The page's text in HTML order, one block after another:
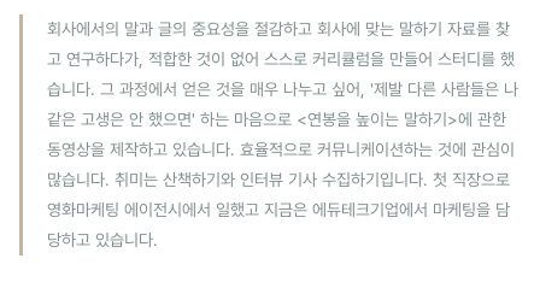
회사에서의 말과 글의 중요성을 절감하고 회사에 맞는 말하기 자료를 찾
고 연구하다가, 적합한 것이 없어 스스로 커리큘럼을 만들어 스터디를 했
습니다. 그 과정에서 얻은 것을 매우 나누고 싶어, '제발 다른 사람들은 나
같은 고생은 안 했으면' 하는 마음으로 <연봉을 높이는 말하기>에 관한
동영상을 제작하고 있습니다. 효율적으로 커뮤니케이션하는 것에 관심이
많습니다. 취미는 산책하기와 인터뷰 기사 수집하기입니다. 첫 직장으로
영화마케팅 에이전시에서 일했고 지금은 에듀테크기업에서 마케팅을 담
당하고 있습니다.